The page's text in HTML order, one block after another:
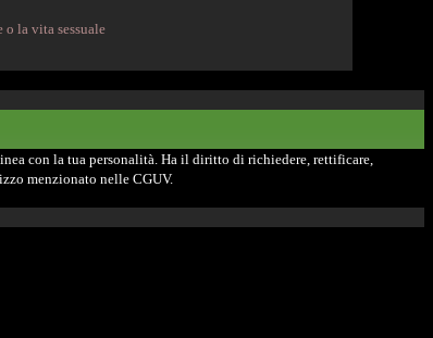
la vita sessuale
con la tua personalità. Ha il diritto di richiedere, rettificare,
menzionato nelle CGUV.